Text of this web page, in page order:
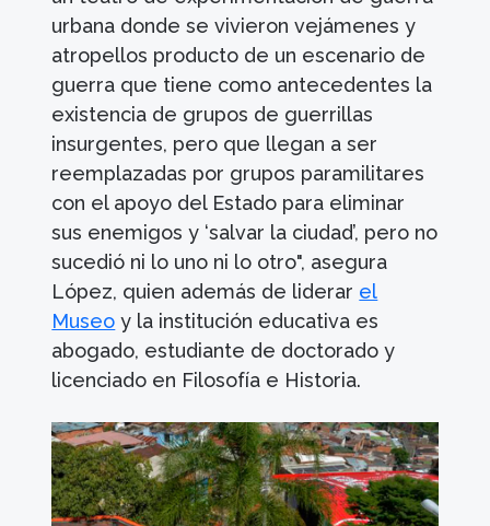
urbana donde se vivieron vejámenes y
atropellos producto de un escenario de
guerra que tiene como antecedentes la
existencia de grupos de guerrillas
insurgentes, pero que llegan a ser
reemplazadas por grupos paramilitares
con el apoyo del Estado para eliminar
sus enemigos y ‘salvar la ciudad’, pero no
sucedió ni lo uno ni lo otro", asegura
López, quien además de liderar el
Museo y la institución educativa es
abogado, estudiante de doctorado y
licenciado en Filosofía e Historia.